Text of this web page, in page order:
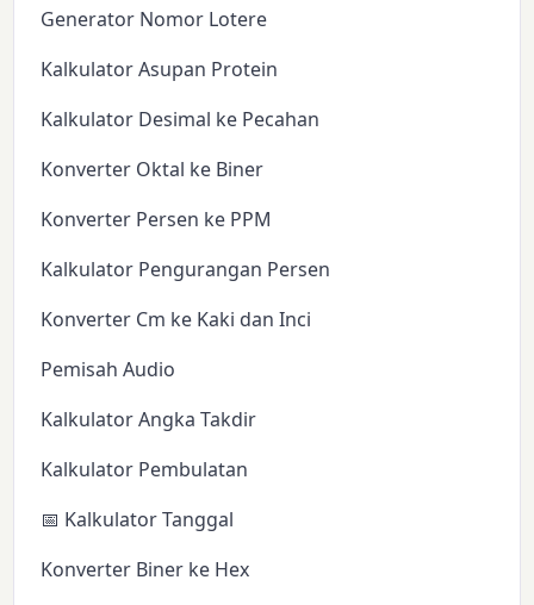
Generator Nomor Lotere
Kalkulator Asupan Protein
Kalkulator Desimal ke Pecahan
Konverter Oktal ke Biner
Konverter Persen ke PPM
Kalkulator Pengurangan Persen
Konverter Cm ke Kaki dan Inci
Pemisah Audio
Kalkulator Angka Takdir
Kalkulator Pembulatan
📅 Kalkulator Tanggal
Konverter Biner ke Hex